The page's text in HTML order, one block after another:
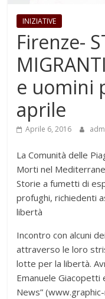
INIZIATIVE
Firenze-
e uomini
aprile
Aprile 6, 2016
La Comunità delle
Morti nel
Storie a fumetti di
profughi, richiedenti
libertà
Incontro con alcuni
attraverso le loro
lotte per la libertà.
Emanuele Giacopetti
News”